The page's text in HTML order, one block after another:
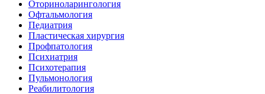
Оториноларингология
Офтальмология
Педиатрия
Пластическая хирургия
Профпатология
Психиатрия
Психотерапия
Пульмонология
Реабилитология